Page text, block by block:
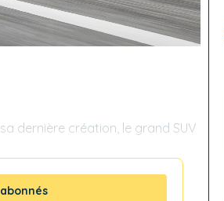
dernière création, le grand SUV